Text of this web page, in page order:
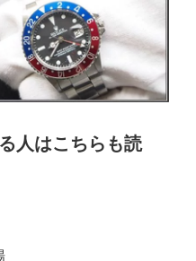
人はこちらも読